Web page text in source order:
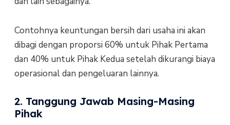
Contohnya keuntungan bersih dari usaha ini akan
dibagi dengan proporsi 60% untuk Pihak Pertama
dan 40% untuk Pihak Kedua setelah dikurangi biaya
operasional dan pengeluaran lainnya.
2. Tanggung Jawab Masing-Masing
Pihak